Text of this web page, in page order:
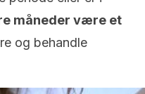
måneder være et
og behandle